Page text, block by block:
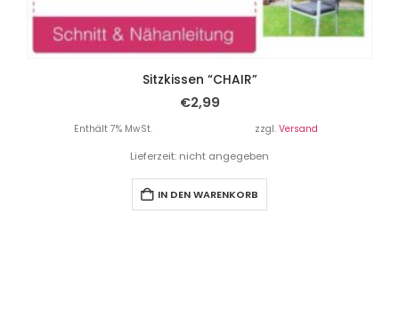
Sitzkissen “CHAIR”
€2,99
Enthält 7% MwSt. zzgl. Versand
Lieferzeit: nicht angegeben
IN DEN WARENKORB